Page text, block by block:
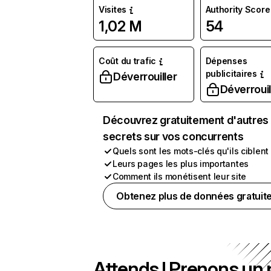
Visites
1,02 M
Authority Score
54
Coût du trafic
Déverrouiller
Dépenses
publicitaires
Découvrez gratuitement d'autres
secrets sur vos concurrents
Quels sont les mots-clés qu'ils ciblent
Leurs pages les plus importantes
Comment ils monétisent leur site
Obtenez plus de données